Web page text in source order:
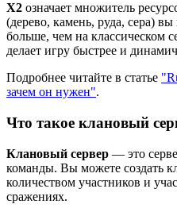
X2 означает множитель
(дерево, камень, руда, сера) вы
больше, чем на классическом
делает игру быстрее и
Подробнее читайте в статье
зачем он нужен".
Что такое клановый
Клановый сервер — это
команды. Вы можете создать
количеством участников и
сражениях.